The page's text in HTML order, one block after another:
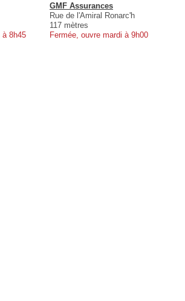
à 8h45
GMF Assurances
Rue de l'Amiral Ronarc'h
117 mètres
Fermée, ouvre mardi à 9h00